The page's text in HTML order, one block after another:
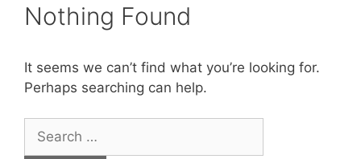
Nothing Found
It seems we can’t find what you’re looking for.
Perhaps searching can help.
Suchen
nach: